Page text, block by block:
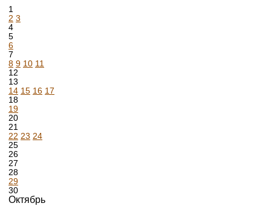
1
2 3
4
5
6
7
8 9 10 11
12
13
14 15 16 17
18
19
20
21
22 23 24
25
26
27
28
29
30
Октябрь